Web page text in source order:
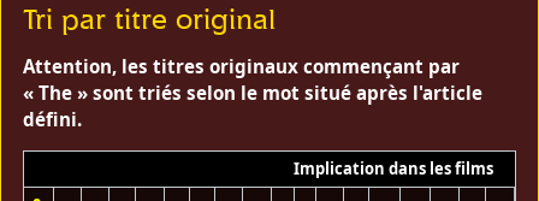
Tri par titre original
Attention, les titres originaux commençant par
« The » sont triés selon le mot situé après l'article
défini.
Implication dans les films